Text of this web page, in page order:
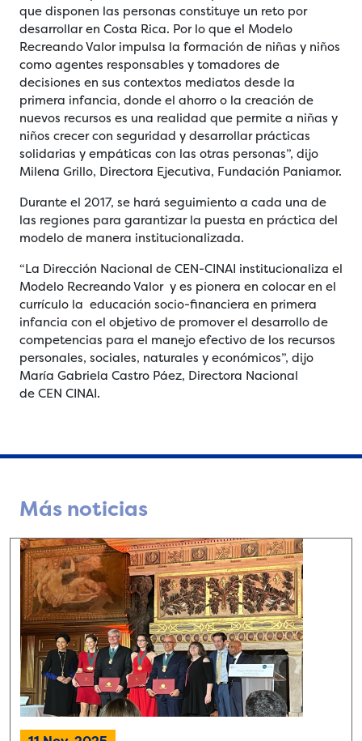
que disponen las personas constituye un reto por
desarrollar en Costa Rica. Por lo que el Modelo
Recreando Valor impulsa la formación de niñas y niños
como agentes responsables y tomadores de
decisiones en sus contextos mediatos desde la
primera infancia, donde el ahorro o la creación de
nuevos recursos es una realidad que permite a niñas y
niños crecer con seguridad y desarrollar prácticas
solidarias y empáticas con las otras personas”, dijo
Milena Grillo, Directora Ejecutiva, Fundación Paniamor.
Durante el 2017, se hará seguimiento a cada una de
las regiones para garantizar la puesta en práctica del
modelo de manera institucionalizada.
“La Dirección Nacional de CEN-CINAI institucionaliza el
Modelo Recreando Valor y es pionera en colocar en el
currículo la educación socio-financiera en primera
infancia con el objetivo de promover el desarrollo de
competencias para el manejo efectivo de los recursos
personales, sociales, naturales y económicos”, dijo
María Gabriela Castro Páez, Directora Nacional
de CEN CINAI.
Más noticias